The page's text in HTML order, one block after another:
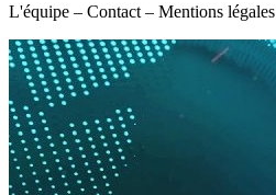
L'équipe – Contact – Mentions légales